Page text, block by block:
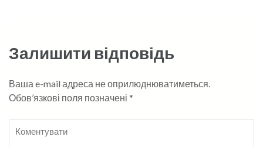
Залишити відповідь
Ваша e-mail адреса не оприлюднюватиметься.
Обов’язкові поля позначені *